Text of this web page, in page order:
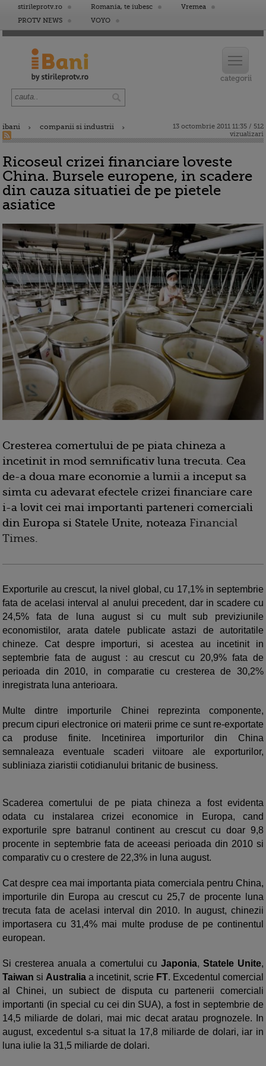
stirileprotv.ro Romania, te iubesc
Vremea
PROTV NEWS
VOYO
ibani companii si industrii
13 octombrie 2011 11:35 / 512
vizualizari
Ricoseul crizei financiare loveste
China. Bursele europene, in scadere
din cauza situatiei de pe pietele
asiatice
Cresterea comertului de pe piata chineza a
incetinit in mod semnificativ luna trecuta. Cea
de-a doua mare economie a lumii a inceput sa
simta cu adevarat efectele crizei financiare care
i-a lovit cei mai importanti parteneri comerciali
din Europa si Statele Unite, noteaza Financial
Times.
Exporturile au crescut, la nivel global, cu 17,1% in septembrie
fata de acelasi interval al anului precedent, dar in scadere cu
24,5% fata de luna august si cu mult sub previziunile
economistilor, arata datele publicate astazi de autoritatile
chineze. Cat despre importuri, si acestea au incetinit in
septembrie fata de august : au crescut cu 20,9% fata de
perioada din 2010, in comparatie cu cresterea de 30,2%
inregistrata luna anterioara.
Multe dintre importurile Chinei reprezinta componente,
precum cipuri electronice ori materii prime ce sunt re-exportate
ca produse finite. Incetinirea importurilor din China
semnaleaza eventuale scaderi viitoare ale exporturilor,
subliniaza ziaristii cotidianului britanic de business.
Scaderea comertului de pe piata chineza a fost evidenta
odata cu instalarea crizei economice in Europa, cand
exporturile spre batranul continent au crescut cu doar 9,8
procente in septembrie fata de aceeasi perioada din 2010 si
comparativ cu o crestere de 22,3% in luna august.
Cat despre cea mai importanta piata comerciala pentru China,
importurile din Europa au crescut cu 25,7 de procente luna
trecuta fata de acelasi interval din 2010. In august, chinezii
importasera cu 31,4% mai multe produse de pe continentul
european.
Si cresterea anuala a comertului cu Japonia, Statele Unite,
Taiwan si Australia a incetinit, scrie FT. Excedentul comercial
al Chinei, un subiect de disputa cu partenerii comerciali
importanti (in special cu cei din SUA), a fost in septembrie de
14,5 miliarde de dolari, mai mic decat aratau prognozele. In
august, excedentul s-a situat la 17,8 miliarde de dolari, iar in
luna iulie la 31,5 miliarde de dolari.